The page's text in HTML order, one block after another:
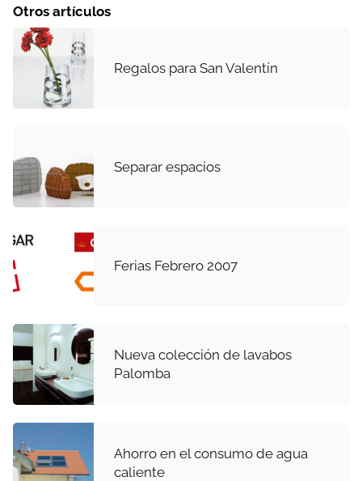
Otros artículos
Regalos para San Valentín
Separar espacios
Ferias Febrero 2007
Nueva colección de lavabos
Palomba
Ahorro en el consumo de agua
caliente